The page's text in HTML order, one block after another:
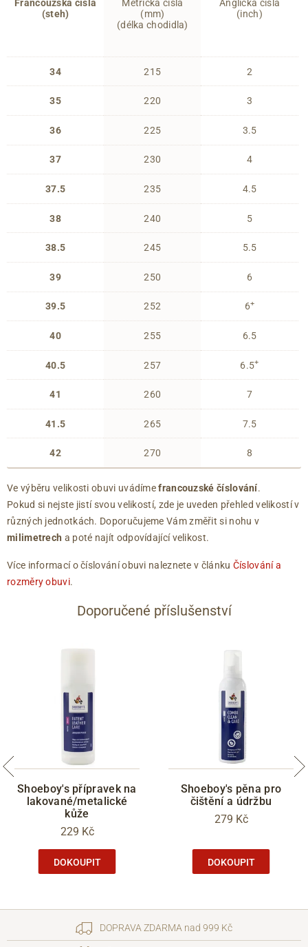
Francouzská čísla
(steh)
34
35
36
37
37.5
38
38.5
39
39.5
40
40.5
41
41.5
42
Metrická čísla
(mm)
(délka chodidla)
215
220
225
230
235
240
245
250
252
255
257
260
265
270
Anglická čísla
(inch)
2
3
3.5
4
4.5
5
5.5
6
6+
6.5
6.5+
7
7.5
8
Ve výběru velikosti obuvi uvádímefrancouzské číslování.
Pokud si nejste jistí svou velikostí, zde je uveden přehled velikostí v
různých jednotkách. Doporučujeme Vám změřit si nohu v
milimetrech a poté najít odpovídající velikost.
Více informací o číslování obuvi naleznete v článku Číslování a
rozměry obuvi.
Doporučené příslušenství
Shoeboy's přípravek na
lakované/metalické
kůže
229 Kč
DOKOUPIT
Shoeboy's pěna pro
čištění a údržbu
279 Kč
DOKOUPIT
DOPRAVA ZDARMA nad 999 Kč